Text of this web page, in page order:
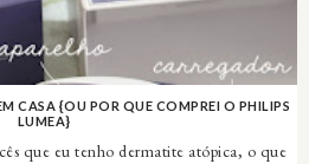
CASA {OU POR QUE COMPREI O PHILIPS
LUMEA}
que eu tenho dermatite atópica, o que